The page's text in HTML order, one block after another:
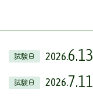
試験日 2026.6.13
試験日 2026.7.11